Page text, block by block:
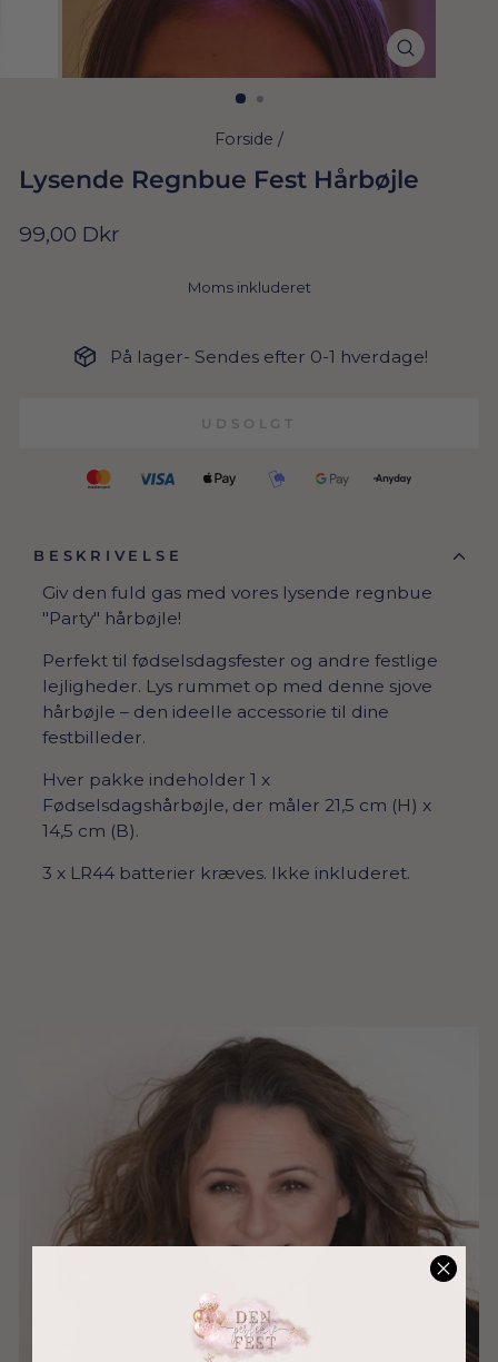
Forside /
Lysende Regnbue Fest Hårbøjle
Normal
99,00 Dkr
Moms inkluderet
På lager- Sendes efter 0-1 hverdage!
UDSOLGT
BESKRIVELSE
Giv den fuld gas med vores lysende regnbue
"Party" hårbøjle!
Perfekt til fødselsdagsfester og andre festlige
lejligheder. Lys rummet op med denne sjove
hårbøjle – den ideelle accessorie til dine
festbilleder.
Hver pakke indeholder 1 x
Fødselsdagshårbøjle, der måler 21,5 cm (H) x
14,5 cm (B).
3 x LR44 batterier kræves. Ikke inkluderet.